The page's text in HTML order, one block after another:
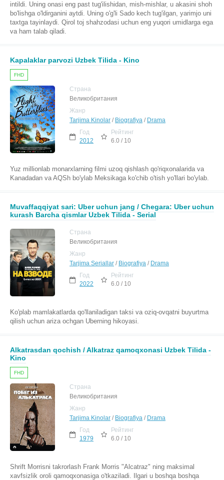
intildi. Uning onasi eng past tug'ilishidan, mish-mishlar, u akasini shoh
bo'lishga o'ldirganini aytdi. Uning o'g'li Sado kech tug'ilgan, yarimjo uni
taxtga tayinlaydi. Qirol toj shahzodasi uchun eng yuqori umidlarga ega
va ham talab qiladi.
Kapalaklar parvozi Uzbek Tilida - Kino
FHD
Страна
Великобритания
Жанр
Tarjima Kinolar / Biografiya / Drama
Год
2012
Рейтинг
6.0 / 10
Yuz millionlab monarxlarning filmi uzoq qishlash qo'riqxonalarida va
Kanadadan va AQSh bo'ylab Meksikaga ko'chib o'tish yo'llari bo'ylab.
Muvaffaqqiyat sari: Uber uchun jang / Chegara: Uber uchun
kurash Barcha qismlar Uzbek Tilida - Serial
Страна
Великобритания
Жанр
Tarjima Seriallar / Biografiya / Drama
Год
2022
Рейтинг
6.0 / 10
Ko'plab mamlakatlarda qo'llaniladigan taksi va oziq-ovqatni buyurtma
qilish uchun ariza ochgan Uberning hikoyasi.
Alkatrasdan qochish / Alkatraz qamoqxonasi Uzbek Tilida -
Kino
FHD
Страна
Великобритания
Жанр
Tarjima Kinolar / Biografiya / Drama
Год
1979
Рейтинг
6.0 / 10
Shrift Morrisni takrorlash Frank Morris "Alcatraz" ning maksimal
xavfsizlik oroli qamoqxonasiga o'tkaziladi. Ilgari u boshqa boshqa